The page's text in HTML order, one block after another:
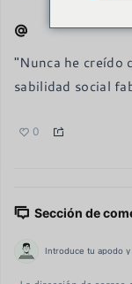
"Nunca he creído
sabilidad social
0
Sección de
Introduce tu apodo